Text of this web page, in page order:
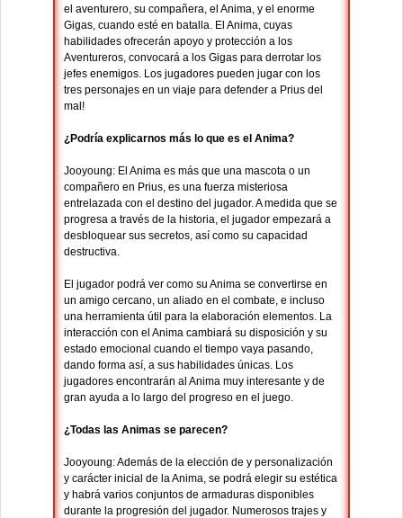
el aventurero, su compañera, el Anima, y el enorme
Gigas, cuando esté en batalla. El Anima, cuyas
habilidades ofrecerán apoyo y protección a los
Aventureros, convocará a los Gigas para derrotar los
jefes enemigos. Los jugadores pueden jugar con los
tres personajes en un viaje para defender a Prius del
mal!
¿Podría explicarnos más lo que es el Anima?
Jooyoung: El Anima es más que una mascota o un
compañero en Prius, es una fuerza misteriosa
entrelazada con el destino del jugador. A medida que se
progresa a través de la historia, el jugador empezará a
desbloquear sus secretos, así como su capacidad
destructiva.
El jugador podrá ver como su Anima se convertirse en
un amigo cercano, un aliado en el combate, e incluso
una herramienta útil para la elaboración elementos. La
interacción con el Anima cambiará su disposición y su
estado emocional cuando el tiempo vaya pasando,
dando forma así, a sus habilidades únicas. Los
jugadores encontrarán al Anima muy interesante y de
gran ayuda a lo largo del progreso en el juego.
¿Todas las Animas se parecen?
Jooyoung: Además de la elección de y personalización
y carácter inicial de la Anima, se podrá elegir su estética
y habrá varios conjuntos de armaduras disponibles
durante la progresión del jugador. Numerosos trajes y